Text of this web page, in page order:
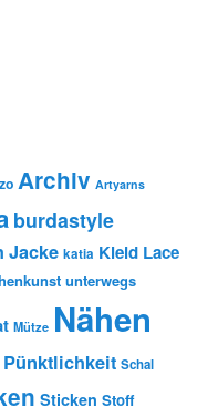
Archiv Artyarns
burdastyle
Jacke katia Kleid Lace
unterwegs
Mütze Nähen
Pünktlichkeit Schal
Sticken Stoff